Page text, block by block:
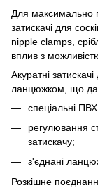
Для максимально
затискачі для
nipple clamps,
вплив з
Акуратні
ланцюжком, що
спеціальні
регулювання
затискачу;
з'єднані
Розкішне